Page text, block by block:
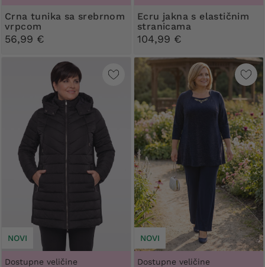
Crna tunika sa srebrnom
vrpcom
56,99 €
Ecru jakna s elastičnim
stranicama
104,99 €
NOVI
Dostupne veličine
NOVI
Dostupne veličine